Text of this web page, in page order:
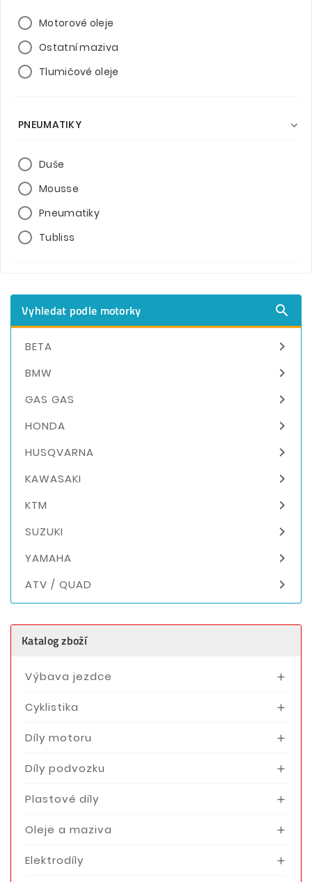
Motorové oleje
Ostatní maziva
Tlumičové oleje
PNEUMATIKY 
Duše
Mousse
Pneumatiky
Tubliss
Vyhledat podle motorky 
BETA 
BMW 
GAS GAS 
HONDA 
HUSQVARNA 
KAWASAKI 
KTM 
SUZUKI 
YAMAHA 
ATV / QUAD 
Katalog zboží
Výbava jezdce 
Cyklistika 
Díly motoru 
Díly podvozku 
Plastové díly 
Oleje a maziva 
Elektrodíly 